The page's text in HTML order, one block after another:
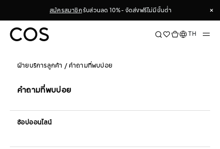
สมัครสมาชิกรับส่วนลด 10% - จัดส่งฟรีไม่มีขั้นต่ำ
×
×
ภาษาTH
ฝ่ายบริการลูกค้า / คำถามที่พบบ่อย
คำถามที่พบบ่อย
ช้อปออนไลน์